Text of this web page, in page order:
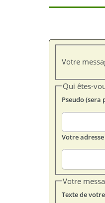
Votre
Qui êtes-
Pseudo (sera
Votre
Votre